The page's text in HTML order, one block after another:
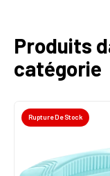
Produits
catégorie
Rupture De Stock